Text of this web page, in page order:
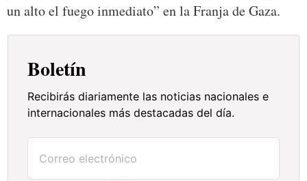
un alto el fuego inmediato” en la Franja de Gaza.
Boletín
Recibirás diariamente las noticias nacionales e
internacionales más destacadas del día.